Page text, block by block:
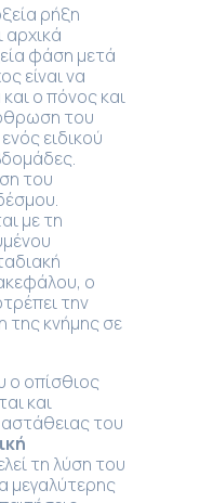
ρήξη
αρχικά
φάση μετά
είναι να
ο πόνος και
του
ειδικού
του
με τη
ο
την
της κνήμης σε
ο οπίσθιος
και
του
τη λύση του
μεγαλύτερης